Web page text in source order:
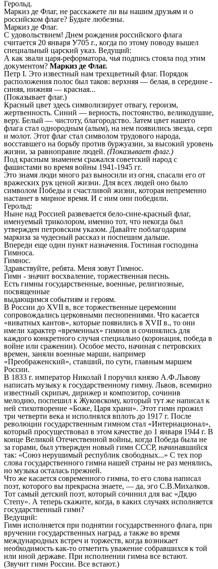
Герольд.
Маркиз де Флаг, не расскажете ли вы нашим друзьям и о
российском флаге? Будьте любезны.
Маркиз де Флаг.
С удовольствием! Днем рождения российского флага
считается 20 января У705 г., когда по этому поводу вышел
специальный царский указ. Ведущий:
А как звали царя-реформатора, чья подпись стояла под этим
документом? Маркиз де Флаг.
Петр I. Это известный нам трехцветный флаг. Порядок
расположения полос был таков: верхняя — белая, в середине -
синяя, нижняя — красная...
(Показывает флаг.)
Красный цвет здесь символизирует отвагу, героизм,
жертвенность. Синий — верность, постоянство, великодушие,
веру. Белый — чистоту, благородство. Затем цвет нашего
флага стал однородным (алым), на нем появились звезда, серп
и молот. Этот флаг стал символом трудового народа,
восставшего на борьбу против буржуазии, за высокий уровень
жизни, за равноправие людей. (Показывает флаг.)
Под красным знаменем сражался советский народ с
фашистами во время войны 1941-1945 гг.
Это знамя люди много раз выносили из огня, спасали его от
вражеских рук ценой жизни. Для всех людей оно было
символом Победы и счастливой жизни, которая непременно
настанет в мирное время. И с ним они победили.
Герольд:
Ныне над Россией развевается бело-сине-красный флаг,
именуемый триколором, именно тот, что некогда был
утвержден петровским указом. Давайте поблагодарим
маркиза за чудесный рассказ и поспешим дальше.
Впереди еще один пункт назначения. Гостиная господина
Гимноса.
Гимнос.
Здравствуйте, ребята. Меня зовут Гимнос.
Гимн - значит восхваление, торжественная песнь.
Есть гимны государственные, военные, религиозные,
посвященные
выдающимся событиям и героям.
В России до XVII в, все торжественные церемонии
сопровождались церковными песнопениями. Что касается
«виватных кантов», которые появились в XVII в., то они
имели характер «временных» гимнов и сочинялись для
каждого конкретного случая специально (коронация, победа в
войне или сражении). Особое место, начиная с петровских
времен, заняли военные марши, например
«Преображенский», ставший, по сути, главным маршем
России.
В 1833 г. император Николай I поручил князю А.Ф.Львову
написать музыку к государственному гимну. Львов, всемирно
известный скрипач, дирижер и композитор, сочинив
мелодию, поспешил к Жуковскому, который тут же написал к
ней стихотворение «Боже, Царя храни». Этот гимн прожил
три четверти века и исполнялся вплоть до 1917 г. После
революции государственным гимном стал «Интернационал»,
который просуществовал в этом качестве до 1 января 1944 г. В
конце Великой Отечественной войны, когда Победа была не
за горами, был утвержден новый гимн СССР, начинавшийся
так: «Союз нерушимый республик свободных...» С тех пор
слова государственного гимна нашей страны не раз менялись,
но музыка осталась прежней.
Что же касается современного гимна, то его слова написал
поэт, которого вы прекрасна знаете, — да, эго С.В.Михалков.
Тот самый детский поэт, который сочинил для вас «Дядю
Степу». А теперь скажите, когда, в каких случаях исполняется
государственный гимн?
Ведущий:
Гимн исполняется при поднятии государственного флага, при
вручении государственных наград, а также во время
международных встреч и торжеств, когда возникает
необходимость как-то отметить уважение собравшихся к той
или иной державе. При исполнении гимна все встают.
(Звучит гимн России. Все встают.)